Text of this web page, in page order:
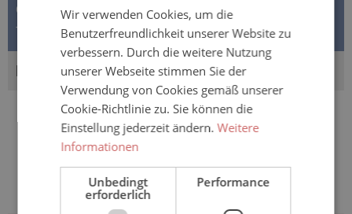
Gr. Small (4x21 Stück) Für maximale Sicherheit,
Trockenheit und Woh…Mehr
BEWERTUNGEN
Sie könnten auch an folgenden
Artikeln interessiert sein
Wir verwenden Cookies, um die
Benutzerfreundlichkeit unserer Website zu
verbessern. Durch die weitere Nutzung
unserer Webseite stimmen Sie der
Verwendung von Cookies gemäß unserer
Cookie-Richtlinie zu. Sie können die
Einstellung jederzeit ändern.Weitere
Informationen
Unbedingt
erforderlich
Performance